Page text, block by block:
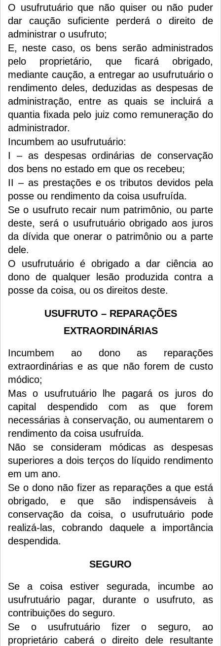
O usufrutuário que não quiser ou não puder
dar caução suficiente perderá o direito de
administrar o usufruto;
E, neste caso, os bens serão administrados
pelo proprietário, que ficará obrigado,
mediante caução, a entregar ao usufrutuário o
rendimento deles, deduzidas as despesas de
administração, entre as quais se incluirá a
quantia fixada pelo juiz como remuneração do
administrador.
Incumbem ao usufrutuário:
I – as despesas ordinárias de conservação
dos bens no estado em que os recebeu;
II – as prestações e os tributos devidos pela
posse ou rendimento da coisa usufruída.
Se o usufruto recair num patrimônio, ou parte
deste, será o usufrutuário obrigado aos juros
da dívida que onerar o patrimônio ou a parte
dele.
O usufrutuário é obrigado a dar ciência ao
dono de qualquer lesão produzida contra a
posse da coisa, ou os direitos deste.
USUFRUTO – REPARAÇÕES
EXTRAORDINÁRIAS
Incumbem ao dono as reparações
extraordinárias e as que não forem de custo
módico;
Mas o usufrutuário lhe pagará os juros do
capital despendido com as que forem
necessárias à conservação, ou aumentarem o
rendimento da coisa usufruída.
Não se consideram módicas as despesas
superiores a dois terços do líquido rendimento
em um ano.
Se o dono não fizer as reparações a que está
obrigado, e que são indispensáveis à
conservação da coisa, o usufrutuário pode
realizá-las, cobrando daquele a importância
despendida.
SEGURO
Se a coisa estiver segurada, incumbe ao
usufrutuário pagar, durante o usufruto, as
contribuições do seguro.
Se o usufrutuário fizer o seguro, ao
proprietário caberá o direito dele resultante